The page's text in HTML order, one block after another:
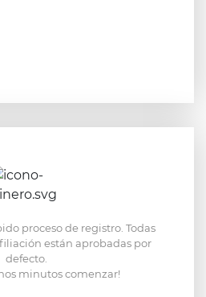
proceso de registro. Todas
están aprobadas por
defecto.
minutos comenzar!